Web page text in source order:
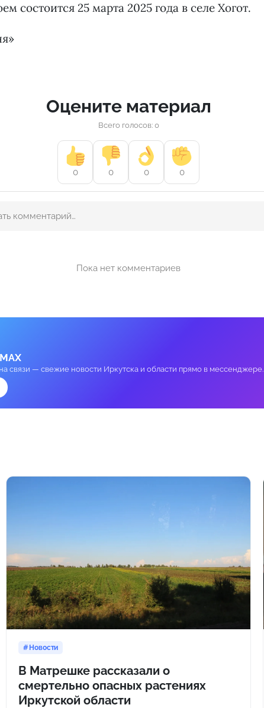
состоится 25 марта 2025 года в селе Хогот.
Оцените материал
Всего голосов: 0
0 0 0 0
Пока нет комментариев
связи — свежие новости Иркутска и области прямо в мессенджере.
Новости
В Матрешке рассказали о
смертельно опасных растениях
Иркутской области